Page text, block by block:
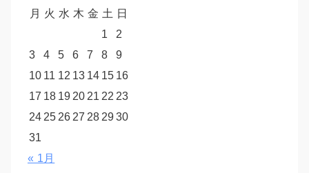
月 火 水 木 金 土 日
1
2
3
4 5 6 7 8
9
10 11 12 13 14 15 16
17 18 19 20 21 22 23
24 25 26 27 28 2930
31
« 1月